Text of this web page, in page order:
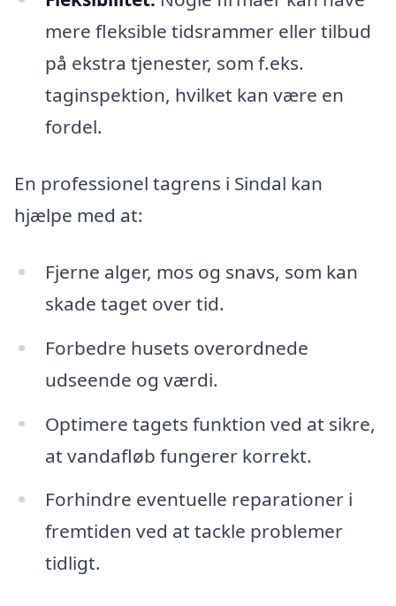
mere fleksible tidsrammer eller tilbud
på ekstra tjenester, som f.eks.
taginspektion, hvilket kan være en
fordel.
En professionel tagrens i Sindal kan
hjælpe med at:
Fjerne alger, mos og snavs, som kan
skade taget over tid.
Forbedre husets overordnede
udseende og værdi.
Optimere tagets funktion ved at sikre,
at vandafløb fungerer korrekt.
Forhindre eventuelle reparationer i
fremtiden ved at tackle problemer
tidligt.